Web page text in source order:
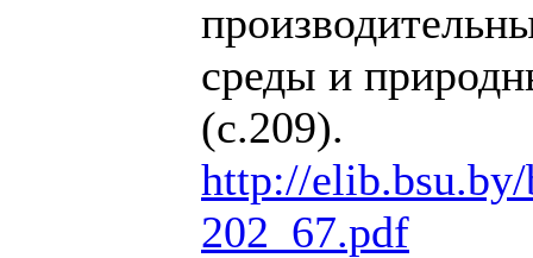
среды и
(с.209).
http://
202_67.pdf